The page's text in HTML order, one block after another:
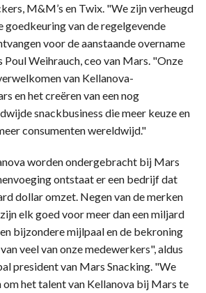
M&M’s en Twix. "We zijn verheugd
goedkeuring van de regelgevende
voor de aanstaande overname
Poul Weihrauch, ceo van Mars. "Onze
van Kellanova-
en het creëren van een nog
snackbusiness die meer keuze en
consumenten wereldwijd."
worden ondergebracht bij Mars
ontstaat er een bedrijf dat
dollar omzet. Negen van de merken
elk goed voor meer dan een miljard
bijzondere mijlpaal en de bekroning
veel van onze medewerkers", aldus
president van Mars Snacking. "We
om het talent van Kellanova bij Mars te